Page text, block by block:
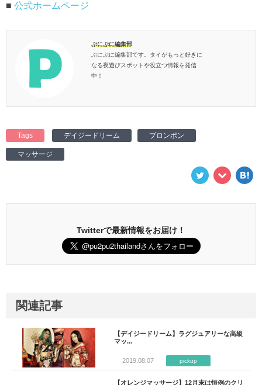
■ 公式ホームページ
ぷにぷに編集部
ぷにぷに編集部です。タイがもっと好きに
なる夜遊びスポットや役立つ情報を発信
中！
Tags デイジードリーム プロンポン
マッサージ
Twitterで最新情報をお届け！
関連記事
【デイジードリーム】ラグジュアリーな高級
マッ...
2019.08.07 pickup
【オレンジマッサージ】12月末は恒例のクリ